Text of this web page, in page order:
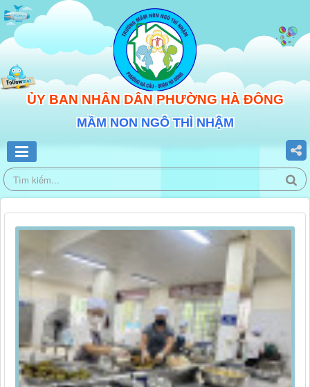
ỦY BAN NHÂN DÂN PHƯỜNG HÀ ĐÔNG
MẦM NON NGÔ THÌ NHẬM